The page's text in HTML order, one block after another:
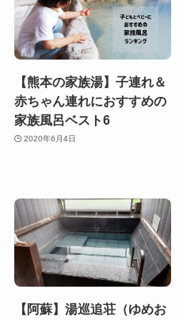
【熊本の家族湯】子連れ＆
赤ちゃん連れにおすすめの
家族風呂ベスト6
2020年6月4日
【阿蘇】湯巡追荘（ゆめお